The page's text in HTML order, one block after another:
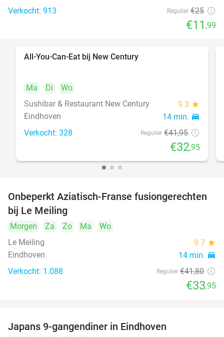
Verkocht: 913 Regulier €25
€11 ,99
All-You-Can-Eat bij New Century
Ma Di
Wo
Sushibar & Restaurant New Century
9.3 star
Eindhoven 14 min. directions_car
Verkocht: 328 Regulier €41,95
€32,95
19%
Onbeperkt Aziatisch-Franse fusiongerechten
bij Le Meiling
Morgen Za Zo Ma
Wo
Le Meiling
9.7 star
Eindhoven 14 min. directions_car
Verkocht: 1.088 Regulier €41,80
€33,95
Japans 9-gangendiner in Eindhoven